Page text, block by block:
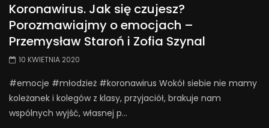
Koronawirus. Jak się czujesz?
Porozmawiajmy o emocjach –
Przemysław Staroń i Zofia Szynal
10 KWIETNIA 2020
#emocje #młodzież #koronawirus Wokół siebie nie mamy
koleżanek i kolegów z klasy, przyjaciół, brakuje nam
wspólnych wyjść, własnej p...